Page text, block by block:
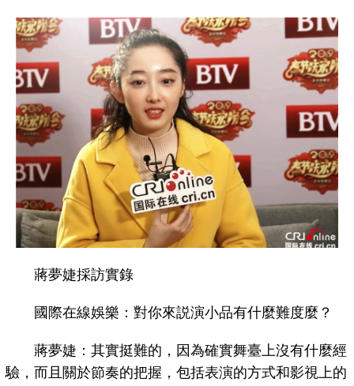
蔣夢婕採訪實錄
國際在線娛樂：對你來説演小品有什麼難度麼？
蔣夢婕：其實挺難的，因為確實舞臺上沒有什麼經
驗，而且關於節奏的把握，包括表演的方式和影視上的